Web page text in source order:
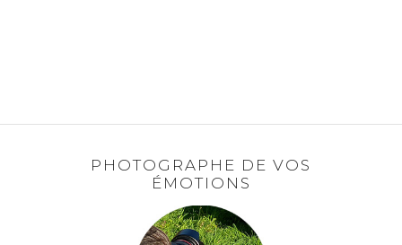
PHOTOGRAPHE DE VOS
ÉMOTIONS